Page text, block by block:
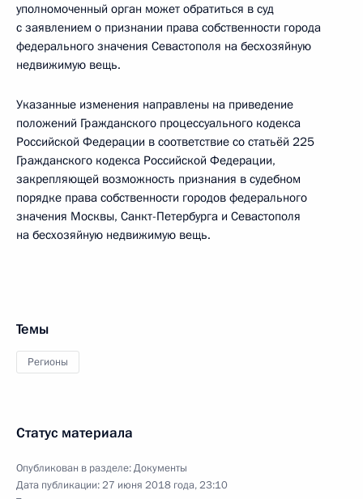
уполномоченный орган может обратиться в суд
с заявлением о признании права собственности города
федерального значения Севастополя на бесхозяйную
недвижимую вещь.
Указанные изменения направлены на приведение
положений Гражданского процессуального кодекса
Российской Федерации в соответствие со статьёй 225
Гражданского кодекса Российской Федерации,
закрепляющей возможность признания в судебном
порядке права собственности городов федерального
значения Москвы, Санкт-Петербурга и Севастополя
на бесхозяйную недвижимую вещь.
Темы
Регионы
Статус материала
Опубликован в разделе:Документы
Дата публикации:27 июня 2018 года, 23:10